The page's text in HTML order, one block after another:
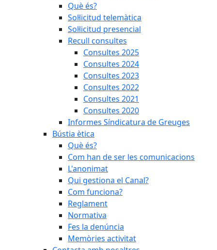
Què és?
Sol·licitud telemàtica
Sol·licitud presencial
Recull consultes
Consultes 2025
Consultes 2024
Consultes 2023
Consultes 2022
Consultes 2021
Consultes 2020
Informes Síndicatura de Greuges
Bústia ètica
Què és?
Com han de ser les comunicacions
L'anonimat
Qui gestiona el Canal?
Com funciona?
Reglament
Normativa
Fes la denúncia
Memòries activitat